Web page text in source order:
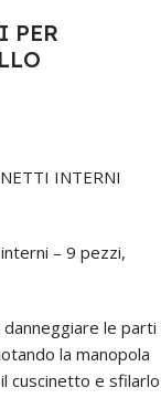
PER
INTERNI
– 9 pezzi,
le parti
la manopola
cuscinetto e sfilarlo